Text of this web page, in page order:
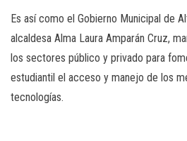
Es así como el Gobierno Municipal de
alcaldesa Alma Laura Amparán Cruz,
los sectores público y privado para
estudiantil el acceso y manejo de los
tecnologías.